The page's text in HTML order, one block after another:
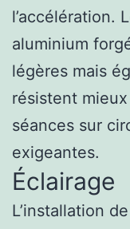
l’accélération.
aluminium
légères mais
résistent
séances sur
exigeantes.
Éclairage
L’installation